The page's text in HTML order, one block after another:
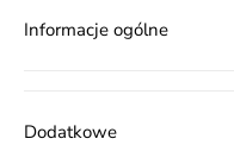
Informacje ogólne
Dodatkowe